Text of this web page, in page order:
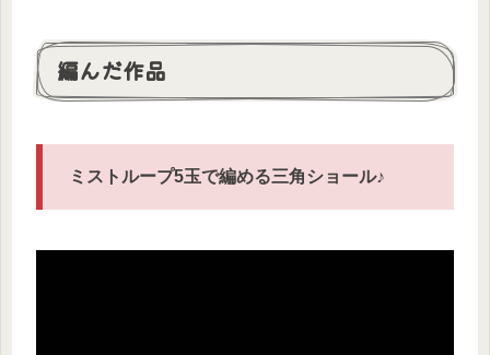
編んだ作品
ミストループ5玉で編める三角ショール♪